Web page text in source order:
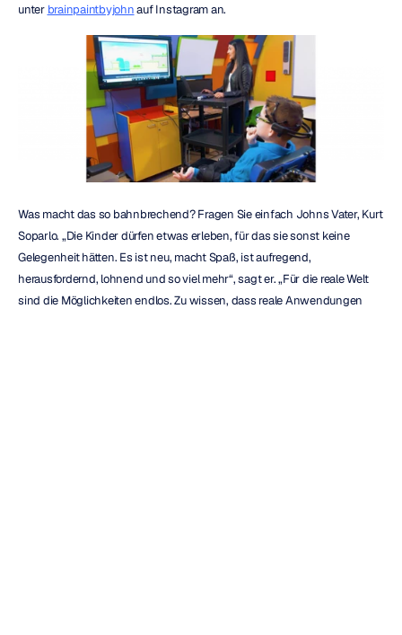
unter brainpaintbyjohn auf Instagram an.
Was macht das so bahnbrechend? Fragen Sie einfach Johns Vater, Kurt
Soparlo. „Die Kinder dürfen etwas erleben, für das sie sonst keine
Gelegenheit hätten. Es ist neu, macht Spaß, ist aufregend,
herausfordernd, lohnend und so viel mehr“, sagt er. „Für die reale Welt
sind die Möglichkeiten endlos. Zu wissen, dass reale Anwendungen